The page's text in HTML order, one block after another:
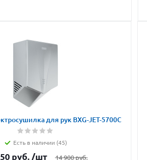
для рук BXG-JET-5700C
Есть в наличии (45)
руб. /шт 14 900руб.